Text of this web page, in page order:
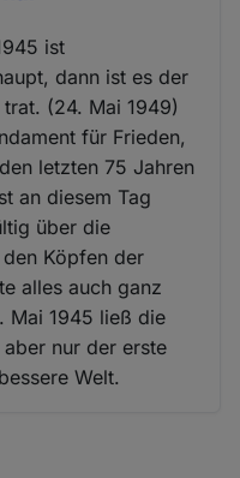
ist
dann ist es der
(24. Mai 1949)
für Frieden,
letzten 75 Jahren
an diesem Tag
über die
Köpfen der
alles auch ganz
Mai 1945 ließ die
nur der erste
Welt.